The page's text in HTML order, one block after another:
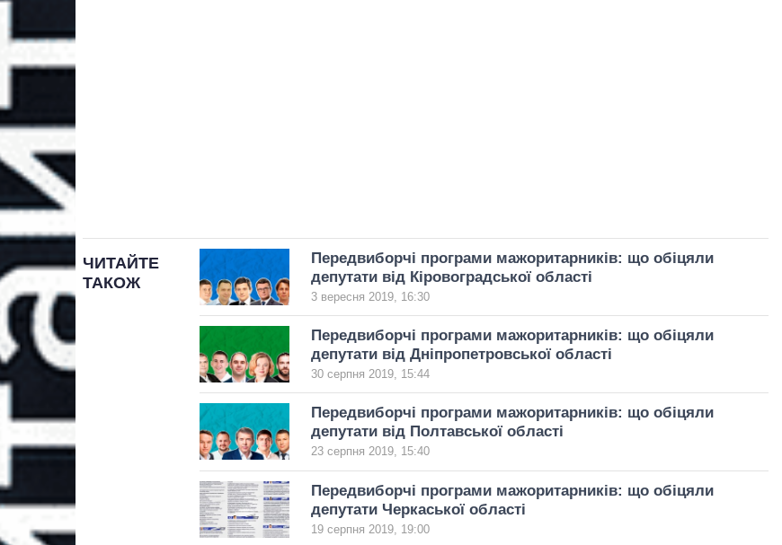
ЧИТАЙТЕ
ТАКОЖ
Передвиборчі програми мажоритарників: що обіцяли
депутати від Кіровоградської області
3 вересня 2019, 16:30
Передвиборчі програми мажоритарників: що обіцяли
депутати від Дніпропетровської області
30 серпня 2019, 15:44
Передвиборчі програми мажоритарників: що обіцяли
депутати від Полтавської області
23 серпня 2019, 15:40
Передвиборчі програми мажоритарників: що обіцяли
депутати Черкаської області
19 серпня 2019, 19:00